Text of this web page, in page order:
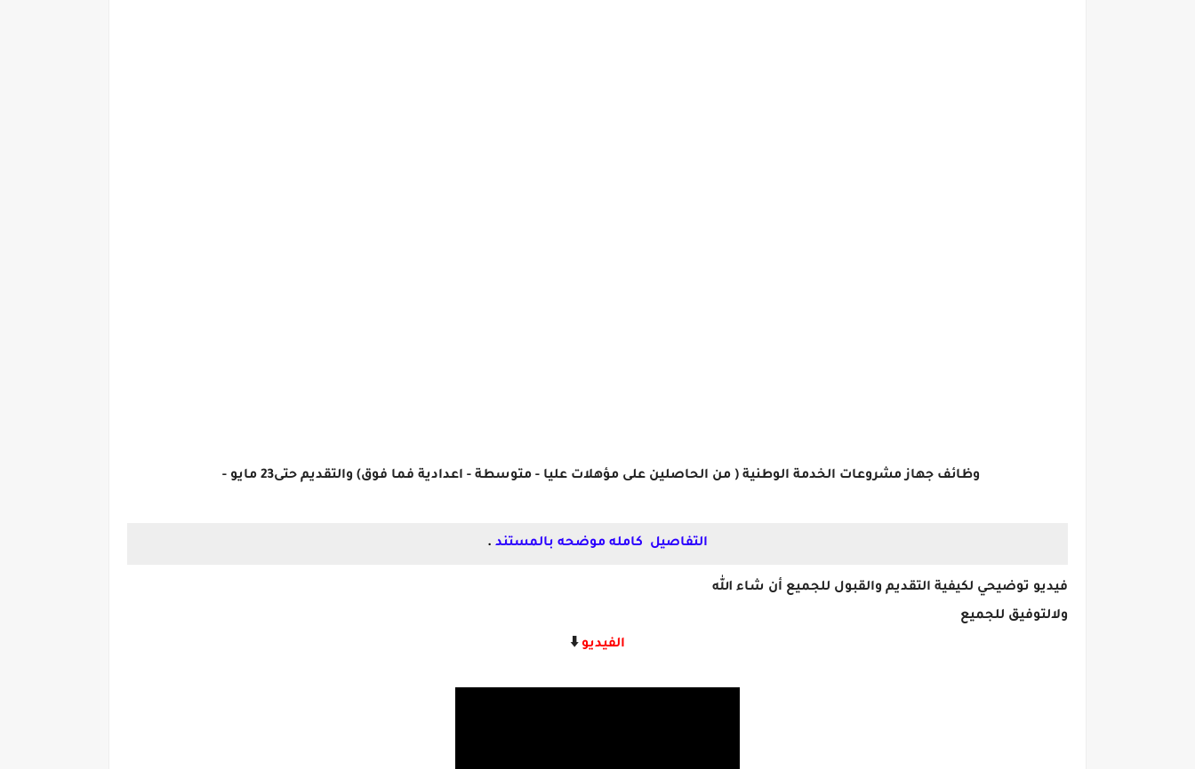
وظائف جهاز مشروعات الخدمة الوطنية ( من الحاصلين على مؤهلات عليا - متوسطة - اعدادية فما فوق) والتقديم حتى23 مايو -
التفاصيل كامله موضحه بالمستند .
فيديو توضيحي لكيفية التقديم والقبول للجميع أن شاء الله
ولالتوفيق للجميع
الفيديو ⬇️